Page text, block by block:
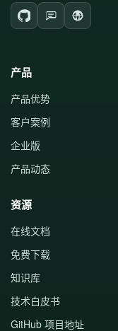
产品
产品优势
客户案例
企业版
产品动态
资源
在线文档
免费下载
知识库
技术白皮书
GitHub 项目地址